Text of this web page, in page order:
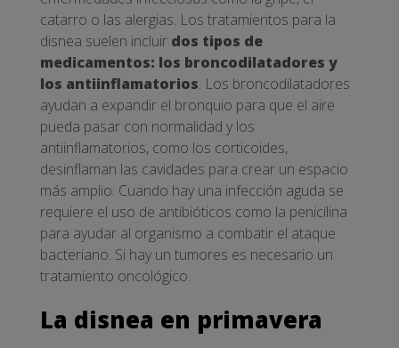
catarro o las alergias. Los tratamientos para la
disnea suelen incluir dos tipos de
medicamentos: los broncodilatadores y
los antiinflamatorios. Los broncodilatadores
ayudan a expandir el bronquio para que el aire
pueda pasar con normalidad y los
antiinflamatorios, como los corticoides,
desinflaman las cavidades para crear un espacio
más amplio. Cuando hay una infección aguda se
requiere el uso de antibióticos como la penicilina
para ayudar al organismo a combatir el ataque
bacteriano. Si hay un tumores es necesario un
tratamiento oncológico.
La disnea en primavera